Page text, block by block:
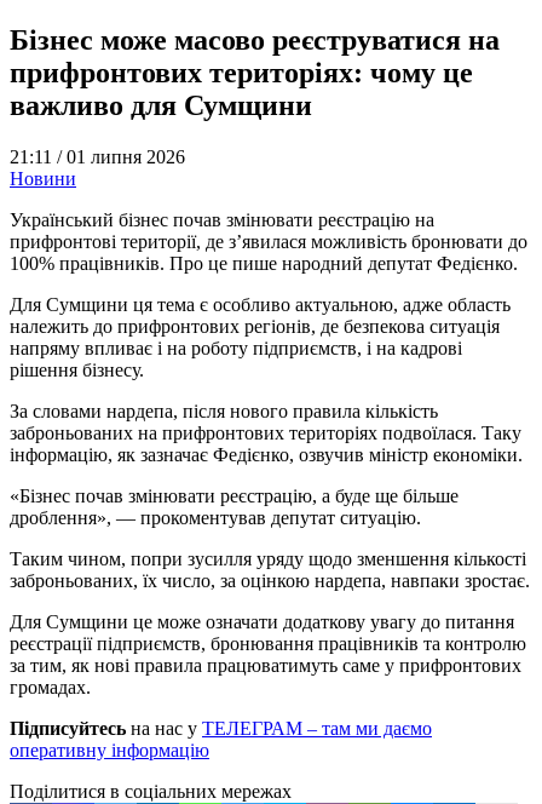
Бізнес може масово реєструватися на
прифронтових територіях: чому це
важливо для Сумщини
21:11 /01 липня 2026
Новини
Український бізнес почав змінювати реєстрацію на
прифронтові території, де з’явилася можливість бронювати до
100% працівників. Про це пише народний депутат Федієнко.
Для Сумщини ця тема є особливо актуальною, адже область
належить до прифронтових регіонів, де безпекова ситуація
напряму впливає і на роботу підприємств, і на кадрові
рішення бізнесу.
За словами нардепа, після нового правила кількість
заброньованих на прифронтових територіях подвоїлася. Таку
інформацію, як зазначає Федієнко, озвучив міністр економіки.
«Бізнес почав змінювати реєстрацію, а буде ще більше
дроблення», — прокоментував депутат ситуацію.
Таким чином, попри зусилля уряду щодо зменшення кількості
заброньованих, їх число, за оцінкою нардепа, навпаки зростає.
Для Сумщини це може означати додаткову увагу до питання
реєстрації підприємств, бронювання працівників та контролю
за тим, як нові правила працюватимуть саме у прифронтових
громадах.
Підписуйтесь на нас у ТЕЛЕГРАМ – там ми даємо
оперативну інформацію
Поділитися в соціальних мережах